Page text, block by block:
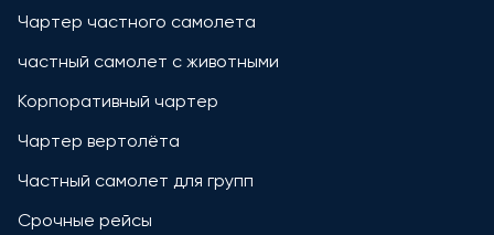
Чартер частного самолета
частный самолет с животными
Корпоративный чартер
Чартер вертолёта
Частный самолет для групп
Срочные рейсы